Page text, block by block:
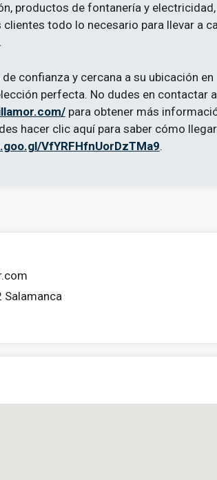
productos de fontanería y
todo lo necesario para llevar a
confianza y cercana a su ubicación en
perfecta. No dudes en contactar
para obtener más
hacer clic aquí para saber cómo
VfYRFHfnUorDzTMa9.
Salamanca